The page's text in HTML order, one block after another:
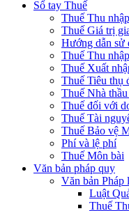
Sổ tay Thuế
Thuế Thu
Thuế Giá trị
Hướng dẫn sử
Thuế Thu
Thuế Xuất
Thuế Tiêu thụ
Thuế Nhà
Thuế đối với
Thuế Tài
Thuế Bảo vệ
Phí và lệ phí
Thuế Môn bài
Văn bản pháp quy
Văn bản Pháp
Luật
Thuế